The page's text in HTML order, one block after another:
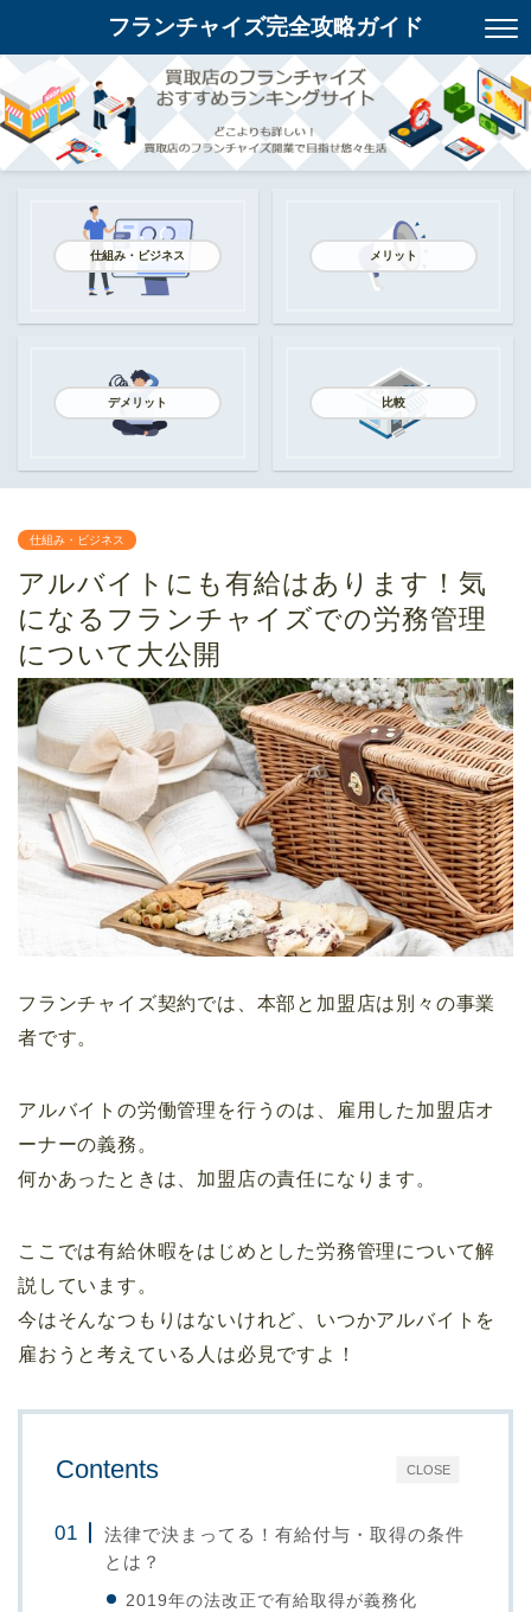
フランチャイズ完全攻略ガイド
仕組み・ビジネス メリット
デメリット 比較
仕組み・ビジネス
アルバイトにも有給はあります！気
になるフランチャイズでの労務管理
について大公開
フランチャイズ契約では、本部と加盟店は別々の事業
者です。
アルバイトの労働管理を行うのは、雇用した加盟店オ
ーナーの義務。
何かあったときは、加盟店の責任になります。
ここでは有給休暇をはじめとした労務管理について解
説しています。
今はそんなつもりはないけれど、いつかアルバイトを
雇おうと考えている人は必見ですよ！
CLOSE
Contents
法律で決まってる！有給付与・取得の条件
とは？
2019年の法改正で有給取得が義務化